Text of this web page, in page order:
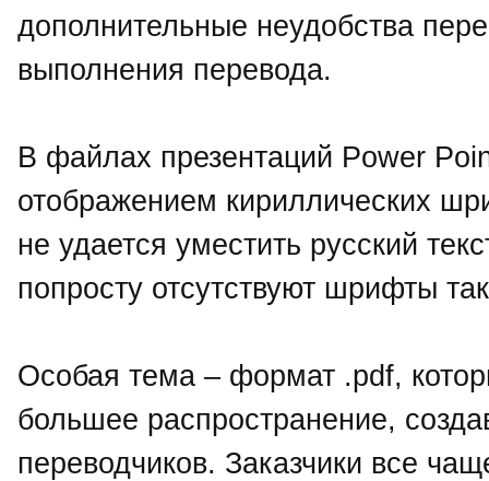
дополнительные неудобства
выполнения перевода.
В файлах презентаций Power
отображением кириллических
не удается уместить русский
попросту отсутствуют шрифты
Особая тема – формат .pdf,
большее распространение,
переводчиков. Заказчики все